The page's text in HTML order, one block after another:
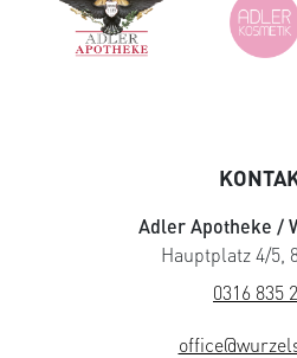
Adler Apotheke /
Hauptplatz 4/5,
0316 835